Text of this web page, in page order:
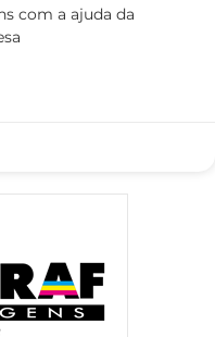
com a ajuda da